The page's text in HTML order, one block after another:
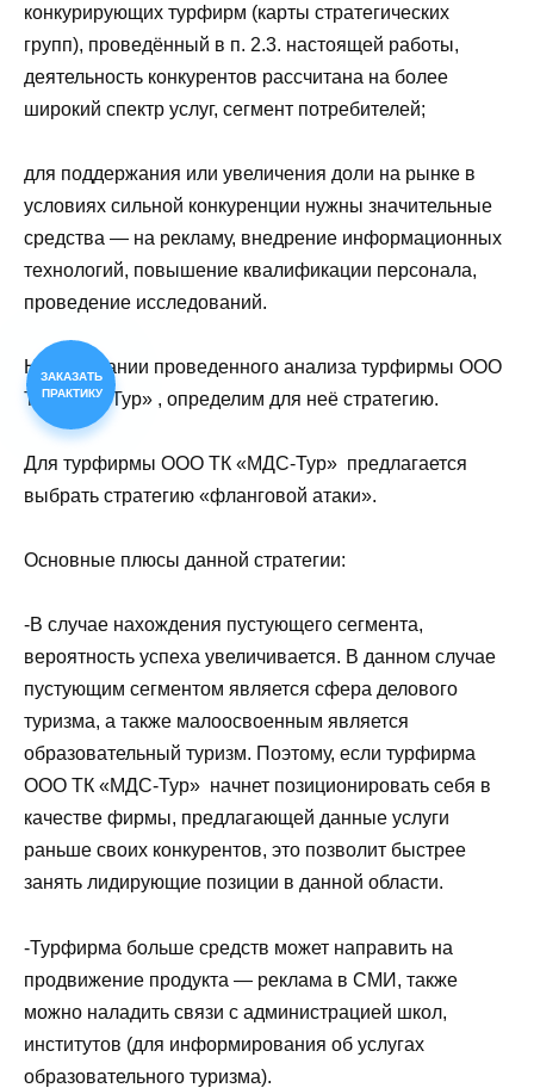
ЗАКАЗАТЬ
ПРАКТИКУ
конкурирующих турфирм (карты стратегических
групп), проведённый в п. 2.3. настоящей работы,
деятельность конкурентов рассчитана на более
широкий спектр услуг, сегмент потребителей;
для поддержания или увеличения доли на рынке в
условиях сильной конкуренции нужны значительные
средства — на рекламу, внедрение информационных
технологий, повышение квалификации персонала,
проведение исследований.
На основании проведенного анализа турфирмы ООО
ТК «МДС-Тур» , определим для неё стратегию.
Для турфирмы ООО ТК «МДС-Тур» предлагается
выбрать стратегию «фланговой атаки».
Основные плюсы данной стратегии:
-В случае нахождения пустующего сегмента,
вероятность успеха увеличивается. В данном случае
пустующим сегментом является сфера делового
туризма, а также малоосвоенным является
образовательный туризм. Поэтому, если турфирма
ООО ТК «МДС-Тур» начнет позиционировать себя в
качестве фирмы, предлагающей данные услуги
раньше своих конкурентов, это позволит быстрее
занять лидирующие позиции в данной области.
-Турфирма больше средств может направить на
продвижение продукта — реклама в СМИ, также
можно наладить связи с администрацией школ,
институтов (для информирования об услугах
образовательного туризма).